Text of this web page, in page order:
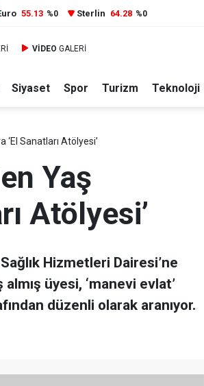
55.13 %0 Sterlin 64.28 %0
VİDEO GALERİ
Siyaset Spor Turizm Teknoloji
‘El Sanatları Atölyesi’
Yaş
Atölyesi’
Hizmetleri Dairesi’ne
almış üyesi, ‘manevi evlat’
düzenli olarak aranıyor.